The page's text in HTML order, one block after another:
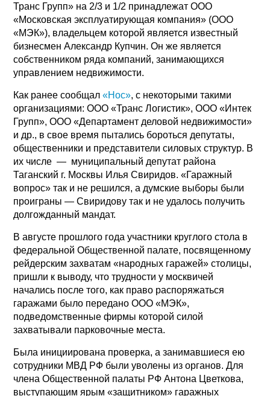
Транс Групп» на 2/3 и 1/2 принадлежат ООО
«Московская эксплуатирующая компания» (ООО
«МЭК»), владельцем которой является известный
бизнесмен Александр Купчин. Он же является
собственником ряда компаний, занимающихся
управлением недвижимости.
Как ранее сообщал«Нос», с некоторыми такими
организациями: ООО «Транс Логистик», ООО «Интек
Групп», ООО «Департамент деловой недвижимости»
и др., в свое время пытались бороться депутаты,
общественники и представители силовых структур. В
их числе — муниципальный депутат района
Таганский г. Москвы Илья Свиридов. «Гаражный
вопрос» так и не решился, а думские выборы были
проиграны — Свиридову так и не удалось получить
долгожданный мандат.
В августе прошлого года участники круглого стола в
федеральной Общественной палате, посвященному
рейдерским захватам «народных гаражей» столицы,
пришли к выводу, что трудности у москвичей
начались после того, как право распоряжаться
гаражами было передано ООО «МЭК»,
подведомственные фирмы которой силой
захватывали парковочные места.
Была инициирована проверка, а занимавшиеся ею
сотрудники МВД РФ были уволены из органов. Для
члена Общественной палаты РФ Антона Цветкова,
выступающим ярым «защитником» гаражных